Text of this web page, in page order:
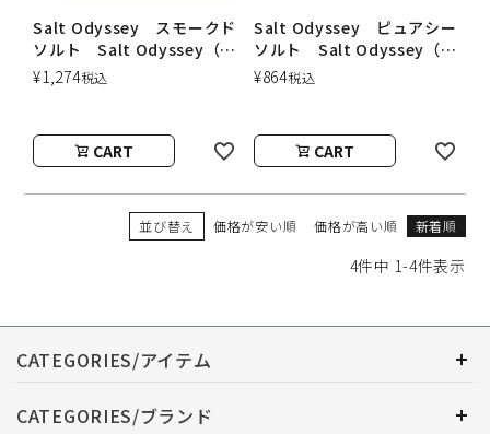
Salt Odyssey スモークド
ソルト Salt Odyssey（ソ
ルトオデッセイ）
¥1,274税込
CART
Salt Odyssey ピュアシー
ソルト Salt Odyssey（ソ
ルトオデッセイ）
¥864税込
CART
並び替え 価格が安い順 価格が高い順 新着順
4件中 1-4件表示
CATEGORIES/アイテム
CATEGORIES/ブランド